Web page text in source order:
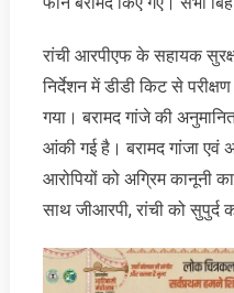
रांची आरपीएफ के सहायक
निर्देशन में डीडी किट से
गया। बरामद गांजे की
आंकी गई है। बरामद गांजा एवं
आरोपियों को अग्रिम कानूनी
साथ जीआरपी, रांची को सुपुर्द